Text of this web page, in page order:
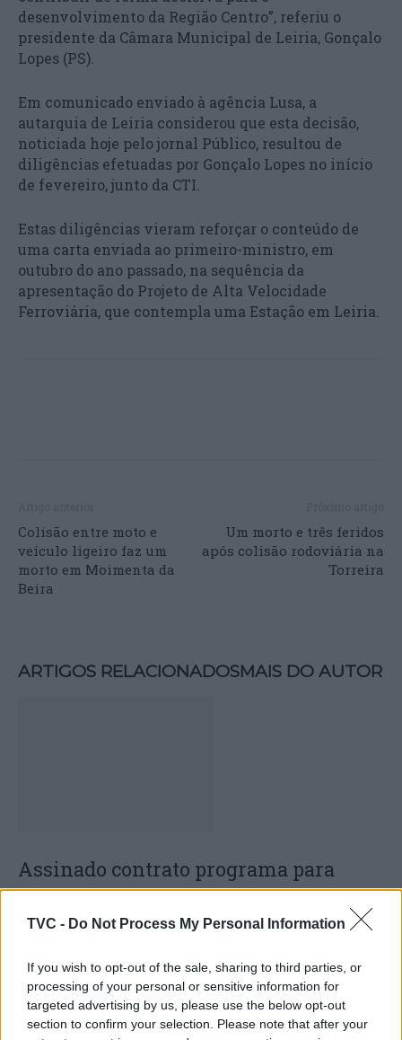
TVC - Do Not Process My Personal Information
If you wish to opt-out of the sale, sharing to third parties, or
processing of your personal or sensitive information for
targeted advertising by us, please use the below opt-out
section to confirm your selection. Please note that after your
desenvolvimento da Região Centro”, referiu o
presidente da Câmara Municipal de Leiria, Gonçalo
Lopes (PS).
Em comunicado enviado à agência Lusa, a
autarquia de Leiria considerou que esta decisão,
noticiada hoje pelo jornal Público, resultou de
diligências efetuadas por Gonçalo Lopes no início
de fevereiro, junto da CTI.
Estas diligências vieram reforçar o conteúdo de
uma carta enviada ao primeiro-ministro, em
outubro do ano passado, na sequência da
apresentação do Projeto de Alta Velocidade
Ferroviária, que contempla uma Estação em Leiria.
Colisão entre moto e
veículo ligeiro faz um
morto em Moimenta da
Beira
Um morto e três feridos
após colisão rodoviária na
Torreira
ARTIGOS RELACIONADOSMAIS DO AUTOR
Assinado contrato programa para
novo acesso ao Polígono Industrial de
Sarzedas de S. Pedro em Castanheira